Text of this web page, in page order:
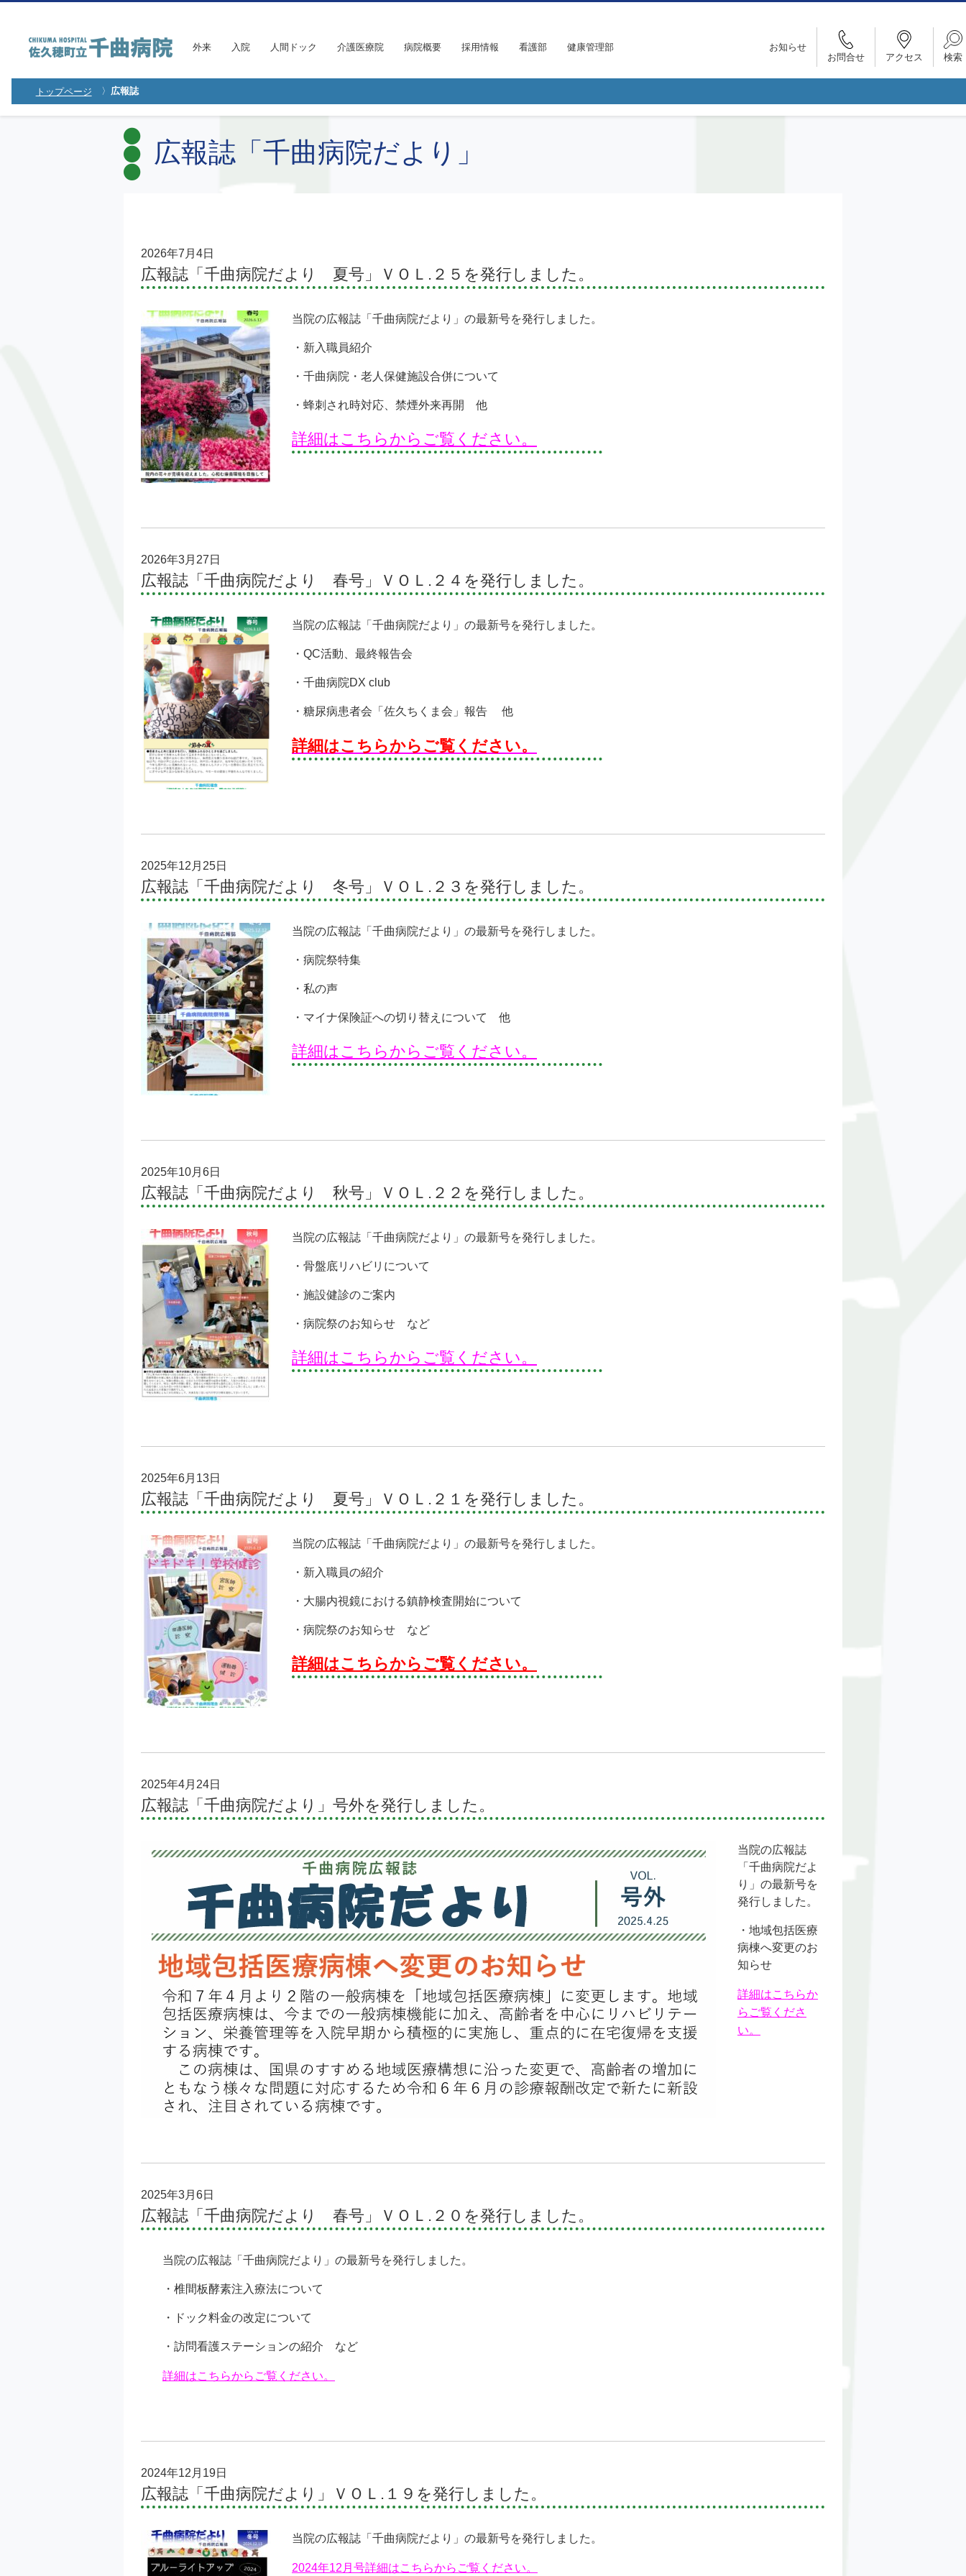
外来 入院 人間ドック 介護医療院 病院概要 採用情報 看護部 健康管理部
お知らせ
お問合せ
アクセス 検索
トップページ 広報誌
広報誌「千曲病院だより」
2026年7月4日
広報誌「千曲病院だより 夏号」ＶＯＬ.２５を発行しました。
当院の広報誌「千曲病院だより」の最新号を発行しました。
・新入職員紹介
・千曲病院・老人保健施設合併について
・蜂刺され時対応、禁煙外来再開 他
詳細はこちらからご覧ください。
2026年3月27日
広報誌「千曲病院だより 春号」ＶＯＬ.２４を発行しました。
当院の広報誌「千曲病院だより」の最新号を発行しました。
・QC活動、最終報告会
・千曲病院DX club
・糖尿病患者会「佐久ちくま会」報告 他
詳細はこちらからご覧ください。
2025年12月25日
広報誌「千曲病院だより 冬号」ＶＯＬ.２３を発行しました。
当院の広報誌「千曲病院だより」の最新号を発行しました。
・病院祭特集
・私の声
・マイナ保険証への切り替えについて 他
詳細はこちらからご覧ください。
2025年10月6日
広報誌「千曲病院だより 秋号」ＶＯＬ.２２を発行しました。
当院の広報誌「千曲病院だより」の最新号を発行しました。
・骨盤底リハビリについて
・施設健診のご案内
・病院祭のお知らせ など
詳細はこちらからご覧ください。
2025年6月13日
広報誌「千曲病院だより 夏号」ＶＯＬ.２１を発行しました。
当院の広報誌「千曲病院だより」の最新号を発行しました。
・新入職員の紹介
・大腸内視鏡における鎮静検査開始について
・病院祭のお知らせ など
詳細はこちらからご覧ください。
2025年4月24日
広報誌「千曲病院だより」号外を発行しました。
当院の広報誌
「千曲病院だよ
り」の最新号を
発行しました。
・地域包括医療
病棟へ変更のお
知らせ
詳細はこちらか
らご覧くださ
い。
2025年3月6日
広報誌「千曲病院だより 春号」ＶＯＬ.２０を発行しました。
当院の広報誌「千曲病院だより」の最新号を発行しました。
・椎間板酵素注入療法について
・ドック料金の改定について
・訪問看護ステーションの紹介 など
詳細はこちらからご覧ください。
2024年12月19日
広報誌「千曲病院だより」ＶＯＬ.１９を発行しました。
当院の広報誌「千曲病院だより」の最新号を発行しました。
2024年12月号詳細はこちらからご覧ください。